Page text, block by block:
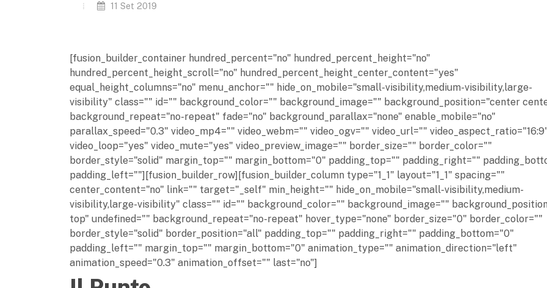
11 Set 2019
[fusion_builder_container hundred_percent="no" hundred_percent_height="no"
hundred_percent_height_scroll="no" hundred_percent_height_center_content="yes"
equal_height_columns="no" menu_anchor="" hide_on_mobile="small-visibility,medium-visibility,large-
visibility" class="" id="" background_color="" background_image="" background_position="center
background_repeat="no-repeat" fade="no" background_parallax="none" enable_mobile="no"
parallax_speed="0.3" video_mp4="" video_webm="" video_ogv="" video_url=""
video_loop="yes" video_mute="yes" video_preview_image="" border_size="" border_color=""
border_style="solid" margin_top="" margin_bottom="0" padding_top="" padding_right=""
padding_left=""][fusion_builder_row][fusion_builder_column type="1_1" layout="1_1" spacing=""
center_content="no" link="" target="_self" min_height="" hide_on_mobile="small-visibility,medium-
visibility,large-visibility" class="" id="" background_color="" background_image=""
top" undefined="" background_repeat="no-repeat" hover_type="none" border_size="0" border_color=""
border_style="solid" border_position="all" padding_top="" padding_right="" padding_bottom="0"
padding_left="" margin_top="" margin_bottom="0" animation_type="" animation_direction="left"
animation_speed="0.3" animation_offset="" last="no"]